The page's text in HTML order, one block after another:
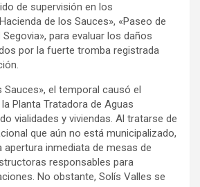
de supervisión en los
de los Sauces», «Paseo de
para evaluar los daños
por la fuerte tromba registrada
Sauces», el temporal causó el
Planta Tratadora de Aguas
vialidades y viviendas. Al tratarse de
que aún no está municipalizado,
apertura inmediata de mesas de
responsables para
No obstante, Solís Valles se